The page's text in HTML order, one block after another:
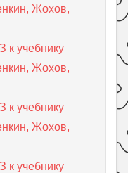
Жохов,
к учебнику
Жохов,
к учебнику
Жохов,
к учебнику